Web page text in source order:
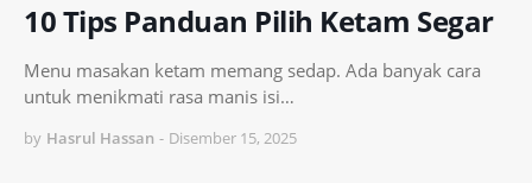
10 Tips Panduan Pilih Ketam Segar
Menu masakan ketam memang sedap. Ada banyak cara
untuk menikmati rasa manis isi…
by Hasrul Hassan - Disember 15, 2025